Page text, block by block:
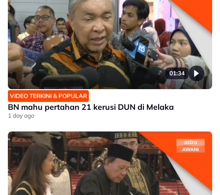
01:34
VIDEO TERKINI & POPULAR
BN mahu pertahan 21 kerusi DUN di Melaka
1 day ago